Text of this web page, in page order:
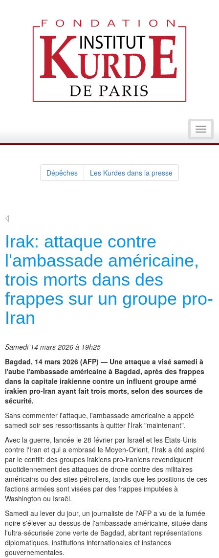
Dépêches Les Kurdes dans la presse
Irak: attaque contre
l'ambassade américaine,
trois morts dans des
frappes sur un groupe pro-
Iran
Samedi 14 mars 2026 à 19h25
Bagdad, 14 mars 2026 (AFP) — Une attaque a visé samedi à
l'aube l'ambassade américaine à Bagdad, après des frappes
dans la capitale irakienne contre un influent groupe armé
irakien pro-Iran ayant fait trois morts, selon des sources de
sécurité.
Sans commenter l'attaque, l'ambassade américaine a appelé
samedi soir ses ressortissants à quitter l'Irak "maintenant".
Avec la guerre, lancée le 28 février par Israël et les Etats-Unis
contre l'Iran et qui a embrasé le Moyen-Orient, l'Irak a été aspiré
par le conflit: des groupes irakiens pro-iraniens revendiquent
quotidiennement des attaques de drone contre des militaires
américains ou des sites pétroliers, tandis que les positions de ces
factions armées sont visées par des frappes imputées à
Washington ou Israël.
Samedi au lever du jour, un journaliste de l'AFP a vu de la fumée
noire s'élever au-dessus de l'ambassade américaine, située dans
l'ultra-sécurisée zone verte de Bagdad, abritant représentations
diplomatiques, institutions internationales et instances
gouvernementales.